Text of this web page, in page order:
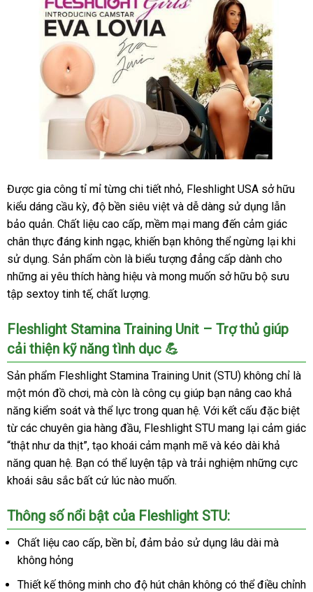
đạo
Fleshlight
USA
cao
cấp
Hộp
độc
Khuyến
mãi
Được gia công tỉ mỉ từng chi tiết nhỏ, Fleshlight USA sở hữu
kiểu dáng cầu kỳ, độ bền siêu việt và dễ dàng sử dụng lẫn
bảo quản. Chất liệu cao cấp, mềm mại mang đến cảm giác
chân thực đáng kinh ngạc, khiến bạn không thể ngừng lại khi
sử dụng. Sản phẩm còn là biểu tượng đẳng cấp dành cho
những ai yêu thích hàng hiệu và mong muốn sở hữu bộ sưu
tập sextoy tinh tế, chất lượng.
Fleshlight Stamina Training Unit – Trợ thủ giúp
cải thiện kỹ năng tình dục 💪
Sản phẩm Fleshlight Stamina Training Unit (STU) không chỉ là
một món đồ chơi, mà còn là công cụ giúp bạn nâng cao khả
năng kiểm soát và thể lực trong quan hệ. Với kết cấu đặc biệt
từ các chuyên gia hàng đầu, Fleshlight STU mang lại cảm giác
“thật như da thịt”, tạo khoái cảm mạnh mẽ và kéo dài khả
năng quan hệ. Bạn có thể luyện tập và trải nghiệm những cực
khoái sâu sắc bất cứ lúc nào muốn.
Thông số nổi bật của Fleshlight STU:
Chất liệu cao cấp, bền bỉ, đảm bảo sử dụng lâu dài mà
không hỏng
Thiết kế thông minh cho độ hút chân không có thể điều chỉnh